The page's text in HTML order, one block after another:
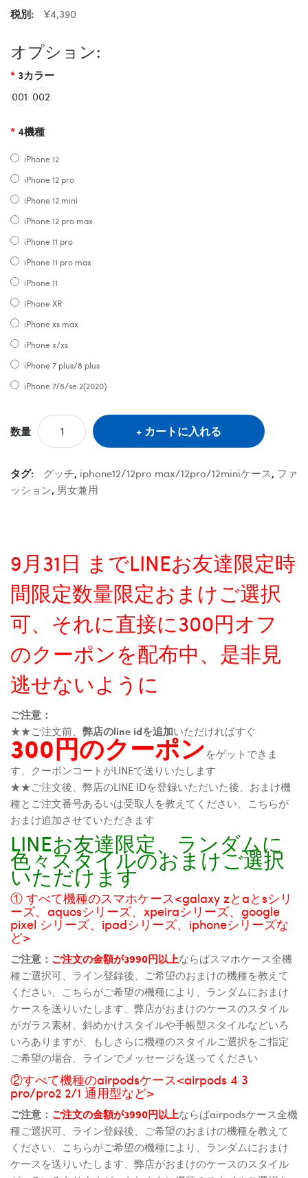
税別:
¥4,390
オプション:
3カラー
001 002
4機種
iPhone 12
iPhone 12 pro
iPhone 12 mini
iPhone 12 pro max
iPhone 11 pro
iPhone 11 pro max
iPhone 11
iPhone XR
iPhone xs max
iPhone x/xs
iPhone 7 plus/8 plus
iPhone 7/8/se 2(2020)
数量 カートに入れる
タグ: グッチ, iphone12/12pro max/12pro/12miniケース, ファ
ッション, 男女兼用
9月31日 までLINEお友達限定時
間限定数量限定おまけご選択
可、それに直接に300円オフ
のクーポンを配布中、是非見
逃せないように
ご注意：
★★ご注文前、 弊店のline idを追加いただければすぐ
300円のクーポンをゲットできま
す、クーポンコートがLINEで送りいたします
★★ご注文後、弊店のLINE IDを登録いただいた後、おまけ機
種とご注文番号あるいは受取人を教えてください、こちらが
おまけ追加させていただきます
LINEお友達限定、ランダムに
色々スタイルのおまけご選択
いただけます
① すべて機種のスマホケース<galaxy zとaとsシリ
ーズ、aquosシリーズ、xpeiraシリーズ、google
pixel シリーズ、ipadシリーズ、iphoneシリーズな
ど>
ご注意： ご注文の金額が3990円以上ならばスマホケース全機
種ご選択可、ライン登録後、ご希望のおまけの機種を教えて
ください、こちらがご希望の機種により、ランダムにおまけ
ケースを送りいたします、弊店がおまけのケースのスタイル
がガラス素材、斜めかけスタイルや手帳型スタイルなどいろ
いろありますが、もしさらに機種のスタイルご選択をご指定
ご希望の場合、ラインでメッセージを送ってください
②すべて機種のairpodsケース<airpods 4 3
pro/pro2 2/1 通用型など>
ご注意： ご注文の金額が3990円以上ならばairpodsケース全機
種ご選択可、ライン登録後、ご希望のおまけの機種を教えて
ください、こちらがご希望の機種により、ランダムにおまけ
ケースを送りいたします、弊店がおまけのケースのスタイル